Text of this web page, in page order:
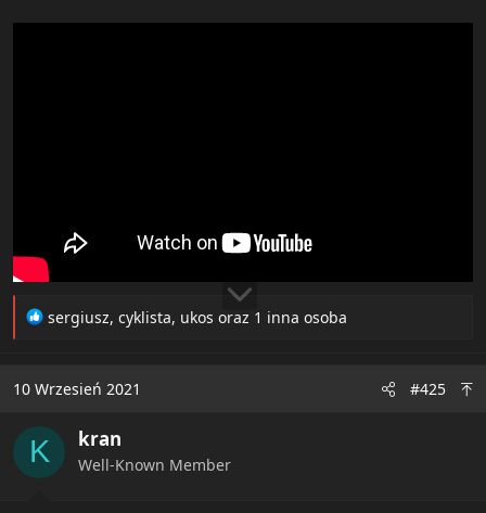
R
t
o
n
s
sergiusz, cyklista, ukos oraz 1 inna osoba
10 Wrzesień 2021 #425
K kran
Well-Known Member